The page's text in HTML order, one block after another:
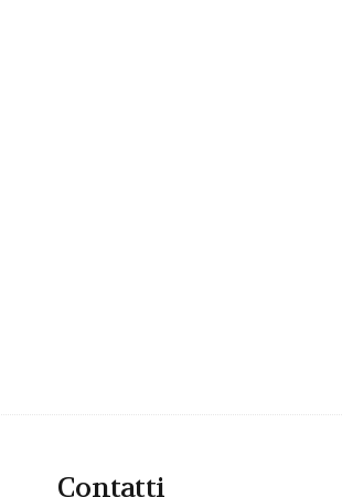
Contatti